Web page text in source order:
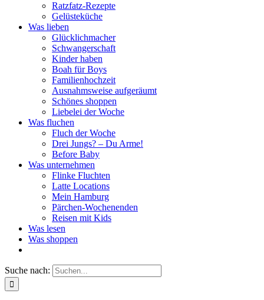
Ratzfatz-Rezepte
Gelüsteküche
Was lieben
Glücklichmacher
Schwangerschaft
Kinder haben
Boah für Boys
Familienhochzeit
Ausnahmsweise aufgeräumt
Schönes shoppen
Liebelei der Woche
Was fluchen
Fluch der Woche
Drei Jungs? – Du Arme!
Before Baby
Was unternehmen
Flinke Fluchten
Latte Locations
Mein Hamburg
Pärchen-Wochenenden
Reisen mit Kids
Was lesen
Was shoppen
Suche nach: